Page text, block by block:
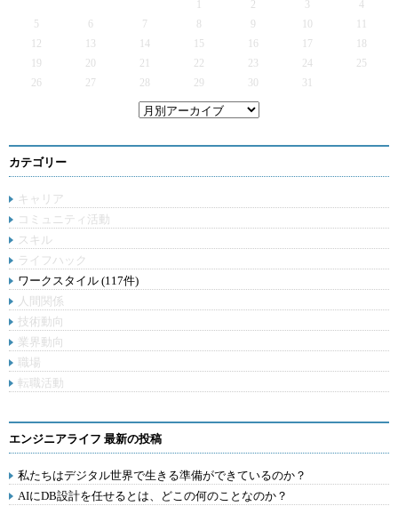
2 3
4
5
6 7 9
12
13 14 15 16 17
19
20 21 22 23 24
25
26
27 28 29 30 31
カテゴリー
キャリア
コミュニティ活動
スキル
ライフハック
ワークスタイル (117件)
人間関係
技術動向
業界動向
職場
転職活動
エンジニアライフ 最新の投稿
私たちはデジタル世界で生きる準備ができているのか？
AIにDB設計を任せるとは、どこの何のことなのか？